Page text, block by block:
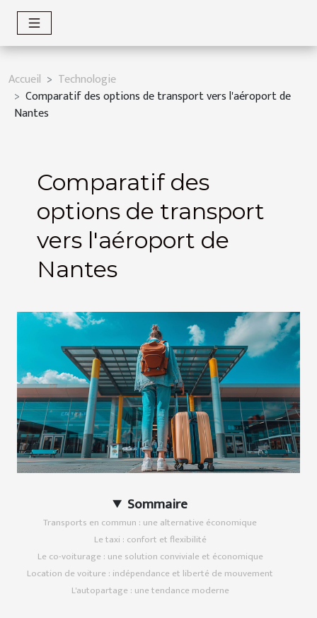
Accueil
Technologie
Comparatif des options de transport vers l'aéroport de
Nantes
Comparatif des
options de transport
vers l'aéroport de
Nantes
Sommaire
Transports en commun : une alternative économique
Le taxi : confort et flexibilité
Le co-voiturage : une solution conviviale et économique
Location de voiture : indépendance et liberté de mouvement
L'autopartage : une tendance moderne